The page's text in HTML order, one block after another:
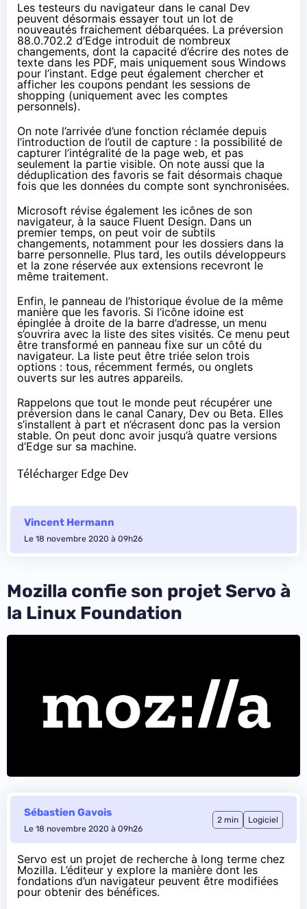
Les testeurs du navigateur dans le canal Dev
peuvent désormais essayer tout un lot de
nouveautés fraichement débarquées. La préversion
88.0.702.2 d’Edge introduit de nombreux
changements, dont la capacité d’écrire des notes de
texte dans les PDF, mais uniquement sous Windows
pour l’instant. Edge peut également chercher et
afficher les coupons pendant les sessions de
shopping (uniquement avec les comptes
personnels).
On note l’arrivée d’une fonction réclamée depuis
l’introduction de l’outil de capture : la possibilité de
capturer l’intégralité de la page web, et pas
seulement la partie visible. On note aussi que la
déduplication des favoris se fait désormais chaque
fois que les données du compte sont synchronisées.
Microsoft révise également les icônes de son
navigateur, à la sauce Fluent Design. Dans un
premier temps, on peut voir de subtils
changements, notamment pour les dossiers dans la
barre personnelle. Plus tard, les outils développeurs
et la zone réservée aux extensions recevront le
même traitement.
Enfin, le panneau de l’historique évolue de la même
manière que les favoris. Si l’icône idoine est
épinglée à droite de la barre d’adresse, un menu
s’ouvrira avec la liste des sites visités. Ce menu peut
être transformé en panneau fixe sur un côté du
navigateur. La liste peut être triée selon trois
options : tous, récemment fermés, ou onglets
ouverts sur les autres appareils.
Rappelons que tout le monde peut récupérer une
préversion dans le canal Canary, Dev ou Beta. Elles
s’installent à part et n’écrasent donc pas la version
stable. On peut donc avoir jusqu’à quatre versions
d’Edge sur sa machine.
Télécharger Edge Dev
Vincent Hermann
Le 18 novembre 2020 à 09h26
Mozilla confie son projet Servo à
la Linux Foundation
Sébastien Gavois
Le 18 novembre 2020 à 09h26
2 min Logiciel
Servo est un projet de recherche à long terme chez
Mozilla. L’éditeur y explore la manière dont les
fondations d’un navigateur peuvent être modifiées
pour obtenir des bénéfices.